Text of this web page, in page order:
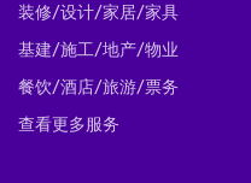
装修/设计/家居/家具
基建/施工/地产/物业
餐饮/酒店/旅游/票务
查看更多服务